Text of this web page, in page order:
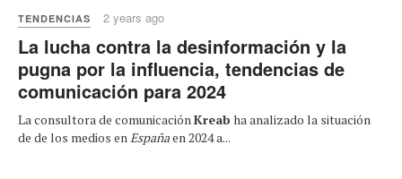
TENDENCIAS 2 years ago
La lucha contra la desinformación y la
pugna por la influencia, tendencias de
comunicación para 2024
La consultora de comunicaciónKreab ha analizado la situación
de de los medios enEspañaen 2024 a...